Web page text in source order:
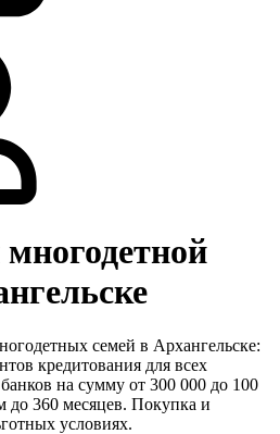
семей в Архангельске:
кредитования для всех
на сумму от 300 000 до 100
до 360 месяцев. Покупка и
условиях.